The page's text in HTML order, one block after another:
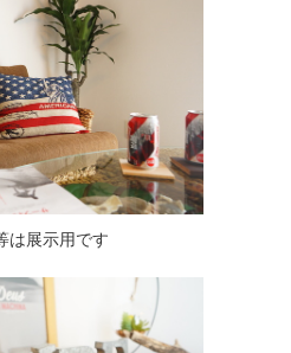
は展示用です